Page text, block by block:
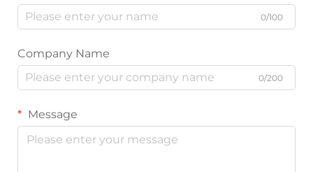
0/100
Company Name
0/200
Message